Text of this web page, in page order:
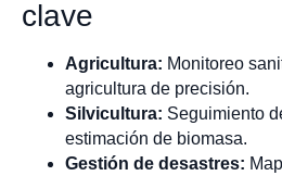
clave
Agricultura: Monitoreo
agricultura de precisión.
Silvicultura: Seguimiento
estimación de biomasa.
Gestión de desastres: